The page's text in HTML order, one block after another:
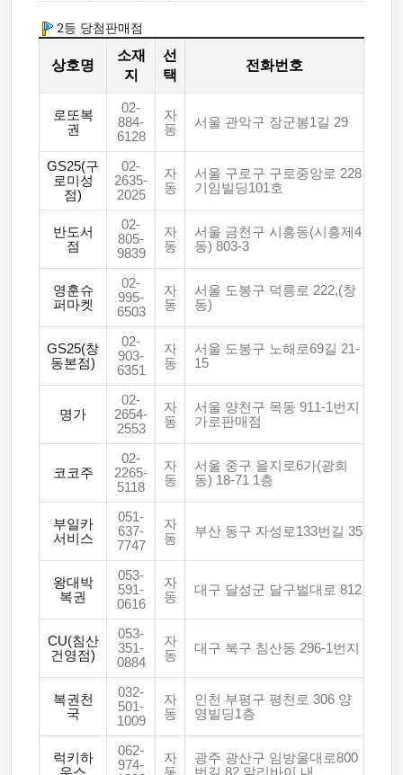
2등 당첨판매점
상호명
소재
지
선
택
전화번호
로또복
권
02-
884-
6128
자
동
서울 관악구 장군봉1길 29
GS25(구
로미성
점)
02-
2635-
2025
자
동
서울 구로구 구로중앙로 228
기임빌딩101호
반도서
점
02-
805-
9839
자
동
서울 금천구 시흥동(시흥제4
동) 803-3
영훈슈
퍼마켓
02-
995-
6503
자
동
서울 도봉구 덕릉로 222,(창
동)
GS25(창
동본점)
02-
903-
6351
자
동
서울 도봉구 노해로69길 21-
15
명가
02-
2654-
2553
자
동
서울 양천구 목동 911-1번지
가로판매점
코코주
02-
2265-
5118
자
동
서울 중구 을지로6가(광희
동) 18-71 1층
부일카
서비스
051-
637-
7747
자
동
부산 동구 자성로133번길 35
왕대박
복권
053-
591-
0616
자
동
대구 달성군 달구벌대로 812
CU(침산
건영점)
053-
351-
0884
자
동
대구 북구 침산동 296-1번지
복권천
국
032-
501-
1009
자
동
인천 부평구 평천로 306 양
영빌딩1층
럭키하
062-
974-
자
광주 광산구 임방울대로800